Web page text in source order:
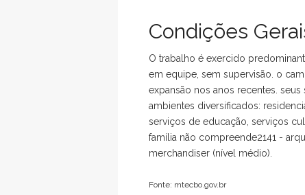
Condições
O trabalho é exercido
em equipe, sem supervisão. o
expansão nos anos recentes.
ambientes diversificados:
serviços de educação, serviços
família não compreende2141 -
merchandiser (nível médio).
Fonte: mtecbo.gov.br